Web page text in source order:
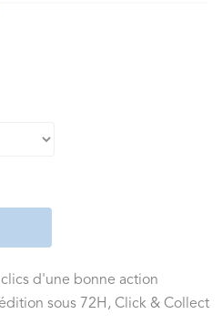
d'une bonne action
sous 72H, Click & Collect